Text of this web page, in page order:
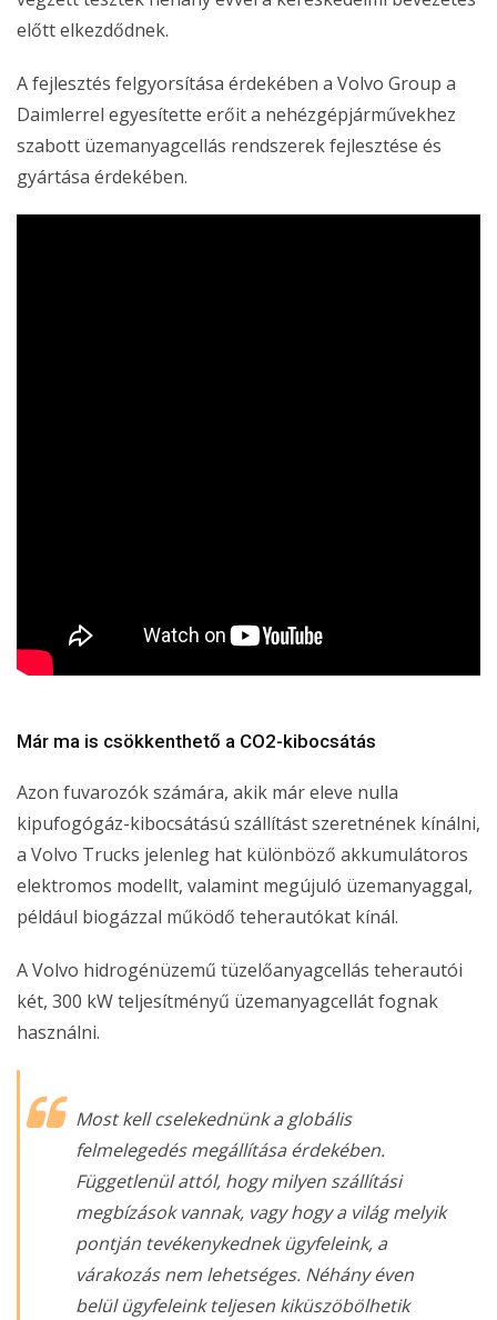
előtt elkezdődnek.
A fejlesztés felgyorsítása érdekében a Volvo Group a
Daimlerrel egyesítette erőit a nehézgépjárművekhez
szabott üzemanyagcellás rendszerek fejlesztése és
gyártása érdekében.
Már ma is csökkenthető a CO2-kibocsátás
Azon fuvarozók számára, akik már eleve nulla
kipufogógáz-kibocsátású szállítást szeretnének kínálni,
a Volvo Trucks jelenleg hat különböző akkumulátoros
elektromos modellt, valamint megújuló üzemanyaggal,
például biogázzal működő teherautókat kínál.
A Volvo hidrogénüzemű tüzelőanyagcellás teherautói
két, 300 kW teljesítményű üzemanyagcellát fognak
használni.
Most kell cselekednünk a globális
felmelegedés megállítása érdekében.
Függetlenül attól, hogy milyen szállítási
megbízások vannak, vagy hogy a világ melyik
pontján tevékenykednek ügyfeleink, a
várakozás nem lehetséges. Néhány éven
belül ügyfeleink teljesen kiküszöbölhetik